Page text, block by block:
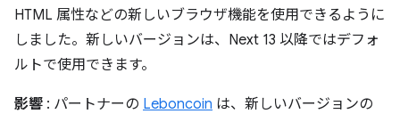
HTML 属性などの新しいブラウザ機能を使用できるように
しました。新しいバージョンは、Next 13 以降ではデフォ
ルトで使用できます。
影響 : パートナーの Leboncoin は、新しいバージョンの